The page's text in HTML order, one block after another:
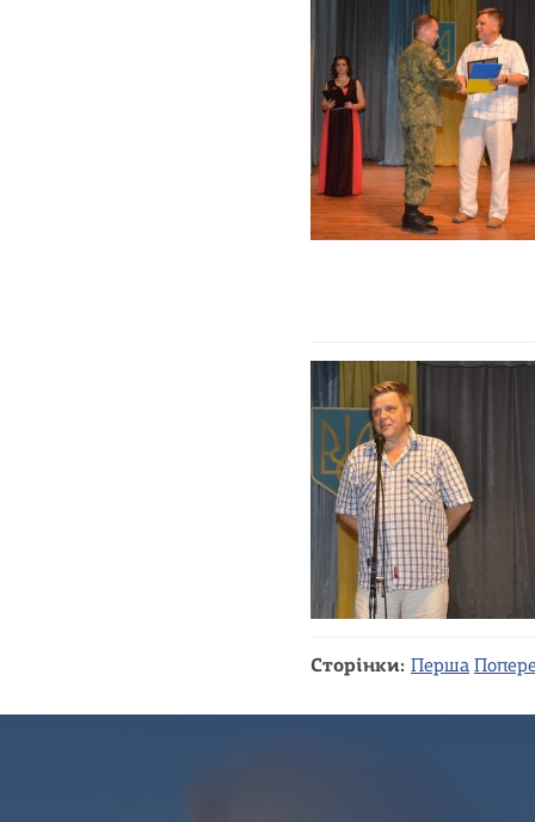
Сторінки: Перша